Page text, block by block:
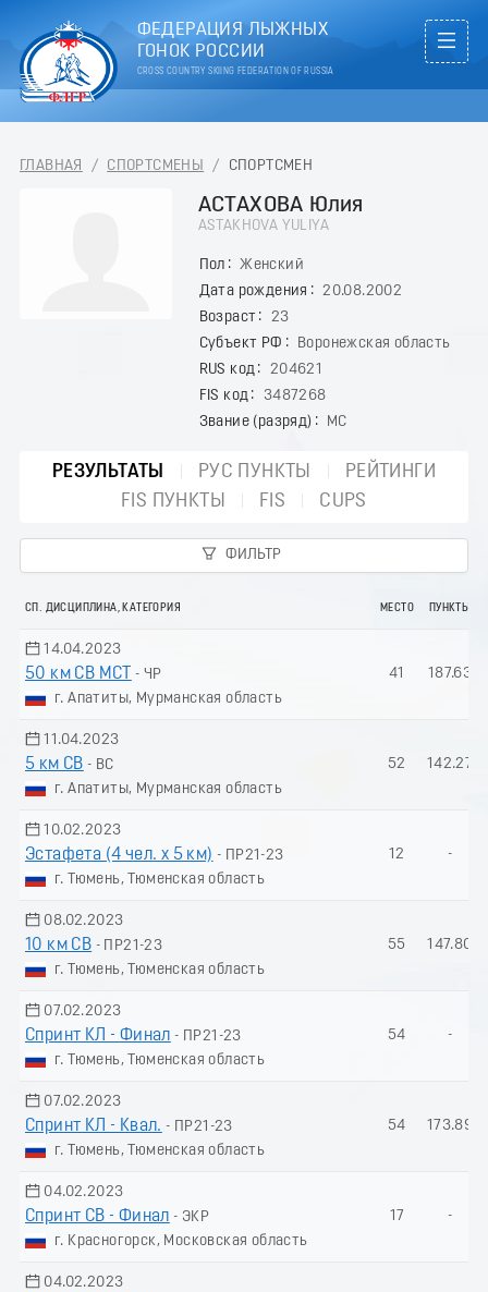
ФЕДЕРАЦИЯ ЛЫЖНЫХ
ГОНОК РОССИИ
CROSS COUNTRY SKIING FEDERATION OF RUSSIA
ГЛАВНАЯ / СПОРТСМЕНЫ / СПОРТСМЕН
АСТАХОВА Юлия
ASTAKHOVA YULIYA
Пол
Женский
Дата рождения
20.08.2002
Возраст
23
Субъект РФ
Воронежская область
RUS код
204621
FIS код
3487268
Звание (разряд)
МС
РЕЗУЛЬТАТЫ РУС ПУНКТЫ
РЕЙТИНГИ
FIS ПУНКТЫ
FIS CUPS
ФИЛЬТР
СП. ДИСЦИПЛИНА, КАТЕГОРИЯ МЕСТО ПУНКТЫ
14.04.2023
50 км СВ МСТ
- ЧР
г. Апатиты, Мурманская область
41 187.63
11.04.2023
5 км СВ - ВС
г. Апатиты, Мурманская область
52 142.27
10.02.2023
Эстафета (4 чел. х 5 км) - ПР21-23
г. Тюмень, Тюменская область
12 -
08.02.2023
10 км СВ - ПР21-23
г. Тюмень, Тюменская область
55 147.80
07.02.2023
Спринт КЛ - Финал - ПР21-23
г. Тюмень, Тюменская область
54 -
07.02.2023
Спринт КЛ - Квал. - ПР21-23
г. Тюмень, Тюменская область
54 173.89
04.02.2023
Спринт СВ - Финал - ЭКР
г. Красногорск, Московская область
17 -
04.02.2023